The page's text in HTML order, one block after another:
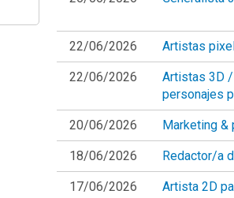
22/06/2026 Artistas
22/06/2026
Artistas 3D
personajes
20/06/2026 Marketing &
18/06/2026 Redactor/a
17/06/2026 Artista 2D